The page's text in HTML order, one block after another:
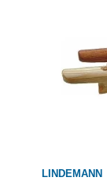
LINDEMANN